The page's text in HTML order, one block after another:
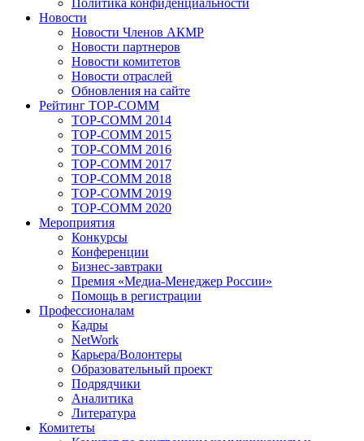
Политика конфиденциальности
Новости
Новости Членов АКМР
Новости партнеров
Новости комитетов
Новости отраслей
Обновления на сайте
Рейтинг TOP-COMM
TOP-COMM 2014
TOP-COMM 2015
TOP-COMM 2016
TOP-COMM 2017
TOP-COMM 2018
TOP-COMM 2019
TOP-COMM 2020
Мероприятия
Конкурсы
Конференции
Бизнес-завтраки
Премия «Медиа-Менеджер России»
Помощь в регистрации
Профессионалам
Кадры
NetWork
Карьера/Волонтеры
Образовательный проект
Подрядчики
Аналитика
Литература
Комитеты